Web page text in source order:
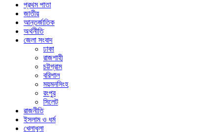
প্রথম পাতা
জাতীয়
আন্তর্জাতিক
অর্থনীতি
জেলা সংবাদ
ঢাকা
রাজশাহী
চট্টগ্রাম
বরিশাল
ময়মনসিংহ
রংপুর
সিলেট
রাজনীতি
ইসলাম ও ধর্ম
খেলাধুলা